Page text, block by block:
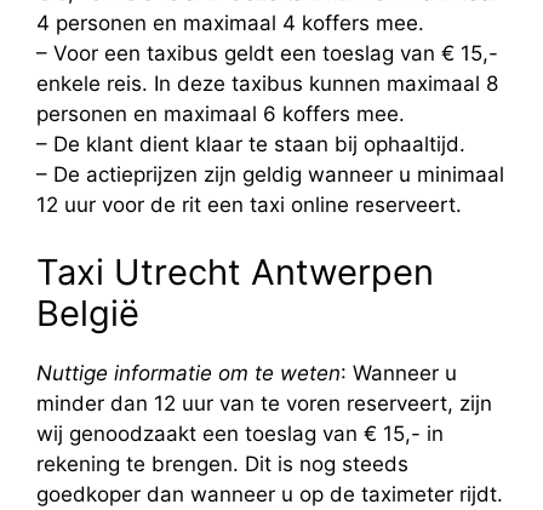
4 personen en maximaal 4 koffers mee.
– Voor een taxibus geldt een toeslag van € 15,-
enkele reis. In deze taxibus kunnen maximaal 8
personen en maximaal 6 koffers mee.
– De klant dient klaar te staan bij ophaaltijd.
– De actieprijzen zijn geldig wanneer u minimaal
12 uur voor de rit een taxi online reserveert.
Taxi Utrecht Antwerpen
België
Nuttige informatie om te weten: Wanneer u
minder dan 12 uur van te voren reserveert, zijn
wij genoodzaakt een toeslag van € 15,- in
rekening te brengen. Dit is nog steeds
goedkoper dan wanneer u op de taximeter rijdt.